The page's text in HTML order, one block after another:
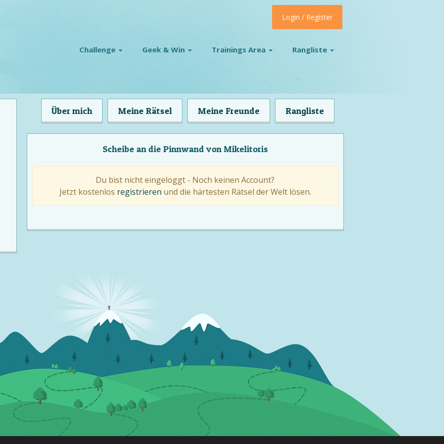
Challenge Geek & Win Trainings Area Rangliste
Login / Register
Über mich Meine Rätsel Meine Freunde Rangliste
Scheibe an die Pinnwand von Mikelitoris
Du bist nicht eingeloggt - Noch keinen Account?
Jetzt kostenlos registrieren und die härtesten Rätsel der Welt lösen.